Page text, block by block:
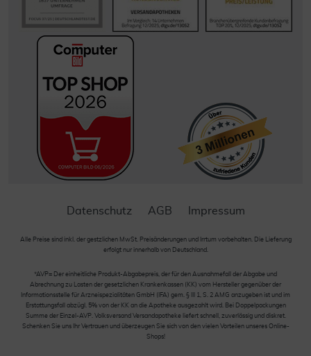
Datenschutz AGB Impressum
Alle Preise sind inkl. der gestzlichen MwSt. Preisänderungen und Irrtum vorbehalten. Die Lieferung
erfolgt nur innerhalb von Deutschland.
*AVP= Der einheitliche Produkt-Abgabepreis, der für den Ausnahmefall der Abgabe und
Abrechnung zu Lasten der gesetzlichen Krankenkassen (KK) vom Hersteller gegenüber der
Informationsstelle für Arzneispezialitäten GmbH (IFA) gem. § III 1, S. 2 AMG anzugeben ist und im
Erstattungsfall abzügl. 5% von der KK an die Apotheke ausgezahlt wird. Bei Doppelpackungen
Summe der Einzel-AVP. Volksversand Versandapotheke liefert schnell, zuverlässig und diskret.
Schenken Sie uns Ihr Vertrauen und überzeugen Sie sich von den vielen Vorteilen unseres Online-
Shops!